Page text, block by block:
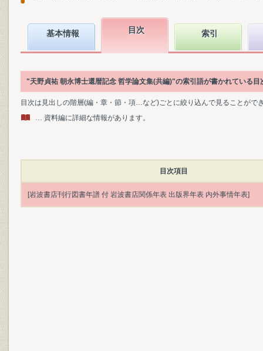
基本情報 目次 索引
"天野貞祐 朝永博士還暦記念 哲学論文集(共編)"の索引語が書かれている
目次は見出しの階層(編・章・節・項…など)ごとに絞り込んで見ることがで
… 資料編に詳細な情報があります。
目次項目
[岩波書店刊行図書年譜 付 岩波書店関係年表 出版界年表 内外事情年表]